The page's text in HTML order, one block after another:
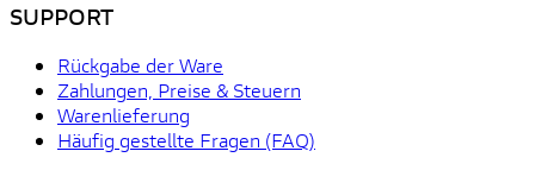
SUPPORT
Rückgabe der Ware
Zahlungen, Preise & Steuern
Warenlieferung
Häufig gestellte Fragen (FAQ)